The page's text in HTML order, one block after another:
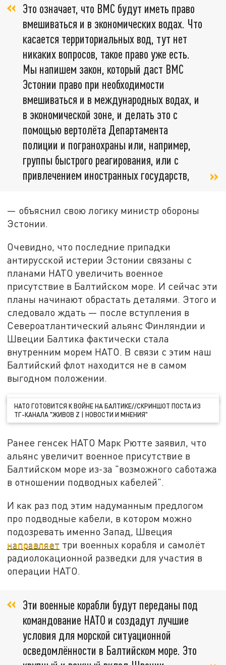
Это означает, что ВМС будут иметь право
вмешиваться и в экономических водах. Что
касается территориальных вод, тут нет
никаких вопросов, такое право уже есть.
Мы напишем закон, который даст ВМС
Эстонии право при необходимости
вмешиваться и в международных водах, и
в экономической зоне, и делать это с
помощью вертолёта Департамента
полиции и погранохраны или, например,
группы быстрого реагирования, или с
привлечением иностранных государств,
— объяснил свою логику министр обороны
Эстонии.
Очевидно, что последние припадки
антирусской истерии Эстонии связаны с
планами НАТО увеличить военное
присутствие в Балтийском море. И сейчас эти
планы начинают обрастать деталями. Этого и
следовало ждать — после вступления в
Североатлантический альянс Финляндии и
Швеции Балтика фактически стала
внутренним морем НАТО. В связи с этим наш
Балтийский флот находится не в самом
выгодном положении.
НАТО ГОТОВИТСЯ К ВОЙНЕ НА БАЛТИКЕ//СКРИНШОТ ПОСТА ИЗ
ТГ-КАНАЛА "ЖИВОВ Z | НОВОСТИ И МНЕНИЯ"
Ранее генсек НАТО Марк Рютте заявил, что
альянс увеличит военное присутствие в
Балтийском море из-за "возможного саботажа
в отношении подводных кабелей".
И как раз под этим надуманным предлогом
про подводные кабели, в котором можно
подозревать именно Запад, Швеция
направляет три военных корабля и самолёт
радиолокационной разведки для участия в
операции НАТО.
Эти военные корабли будут переданы под
командование НАТО и создадут лучшие
условия для морской ситуационной
осведомлённости в Балтийском море. Это